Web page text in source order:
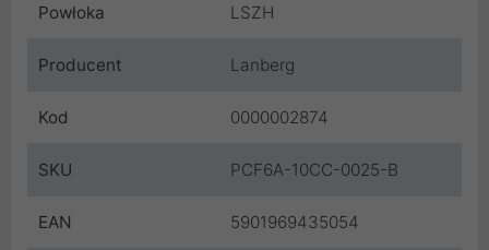
Powłoka LSZH
Producent Lanberg
Kod 0000002874
SKU PCF6A-10CC-0025-B
EAN 5901969435054